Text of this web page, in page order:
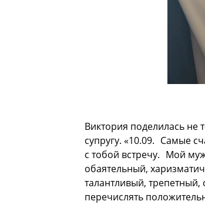
Виктория поделилась не
супругу. «10.09. Самые
с тобой встречу. Мой
обаятельный,
талантливый,
перечислять